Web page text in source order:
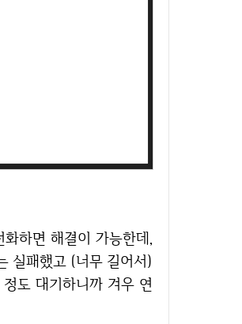
하면 해결이 가능한데,
실패했고 (너무 길어서)
도 대기하니까 겨우 연